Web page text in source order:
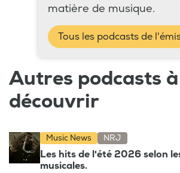
matière de musique.
Tous les podcasts de
Autres podcasts à
découvrir
Music News NRJ
Les hits de l'été 2026 selon
musicales.